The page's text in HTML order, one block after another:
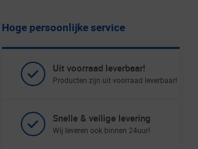
Hoge persoonlijke service
Uit voorraad leverbaar!
Producten zijn uit voorraad leverbaar!
Snelle & veilige levering
Wij leveren ook binnen 24uur!